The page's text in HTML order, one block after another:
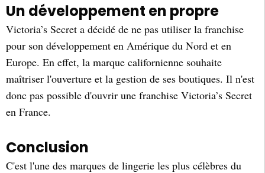
Un développement en propre
Victoria’s Secret a décidé de ne pas utiliser la franchise
pour son développement en Amérique du Nord et en
Europe. En effet, la marque californienne souhaite
maîtriser l'ouverture et la gestion de ses boutiques. Il n'est
donc pas possible d'ouvrir une franchise Victoria’s Secret
en France.
Conclusion
C'est l'une des marques de lingerie les plus célèbres du